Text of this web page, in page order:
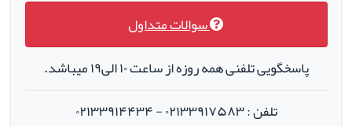
سوالات متداول
پاسخگویی تلفنی همه روزه از ساعت ۱۰ الی۱۹ میباشد.
تلفن : ۰۲۱۳۳۹۱۷۵۸۳ - ۰۲۱۳۳۹۱۴۴۳۴